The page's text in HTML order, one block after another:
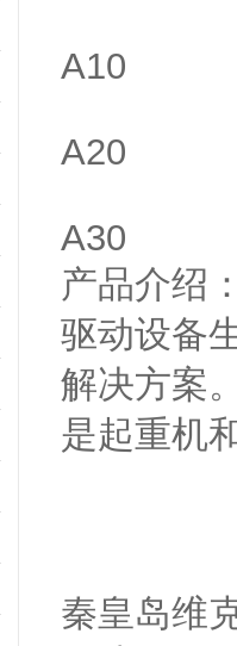
A10
A20
A30
产品介绍
驱动设备
解决方案
是起重机
秦皇岛维